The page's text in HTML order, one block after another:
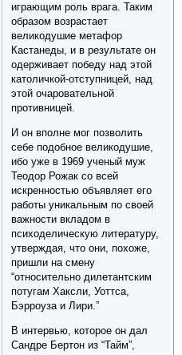
играющим роль врага. Таким
образом возрастает
великодушие метафор
Кастанеды, и в результате он
одерживает победу над этой
католичкой-отступницей, над
этой очаровательной
противницей.
И он вполне мог позволить
себе подобное великодушие,
ибо уже в 1969 ученый муж
Теодор Рожак со всей
искренностью объявляет его
работы уникальным по своей
важности вкладом в
психоделическую литературу,
утверждая, что они, похоже,
пришли на смену
“относительно дилетантским
потугам Хаксли, Уоттса,
Бэрроуза и Лири.”
В интервью, которое он дал
Сандре Бертон из “Тайм”,